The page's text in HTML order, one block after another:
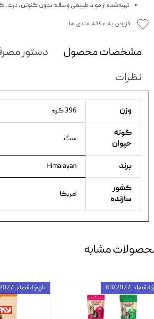
تهیه‌شده از مواد طبیعی و سالم بدون گلوتن، ذرت،
افزودن به علاقه مندی ها
مشخصات محصول
دستور
نظرات
وزن 396 گرم
گونه
حیوان
سگ
برند Himalayan
کشور
سازنده
آمریکا
مشابه
تاریخ انقضاء : 03/2027 : 03/2027